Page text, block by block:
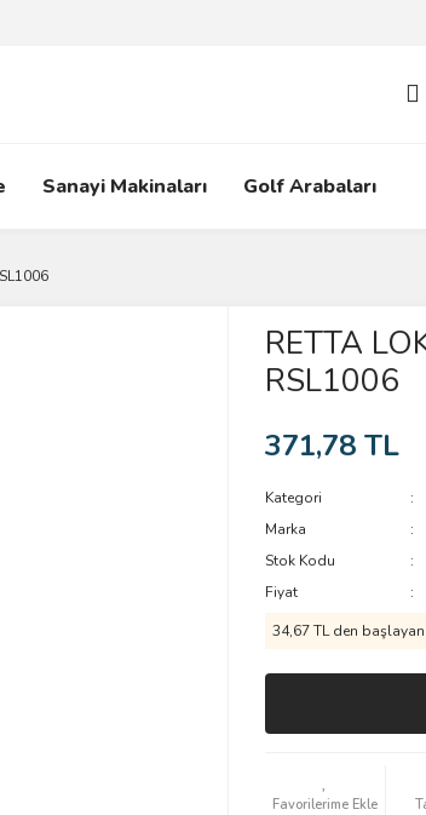
Sanayi Makinaları Golf Arabaları
RETTA
RSL1006
371,78 TL
Kategori
Marka
Stok Kodu
Fiyat
34,67 TL den